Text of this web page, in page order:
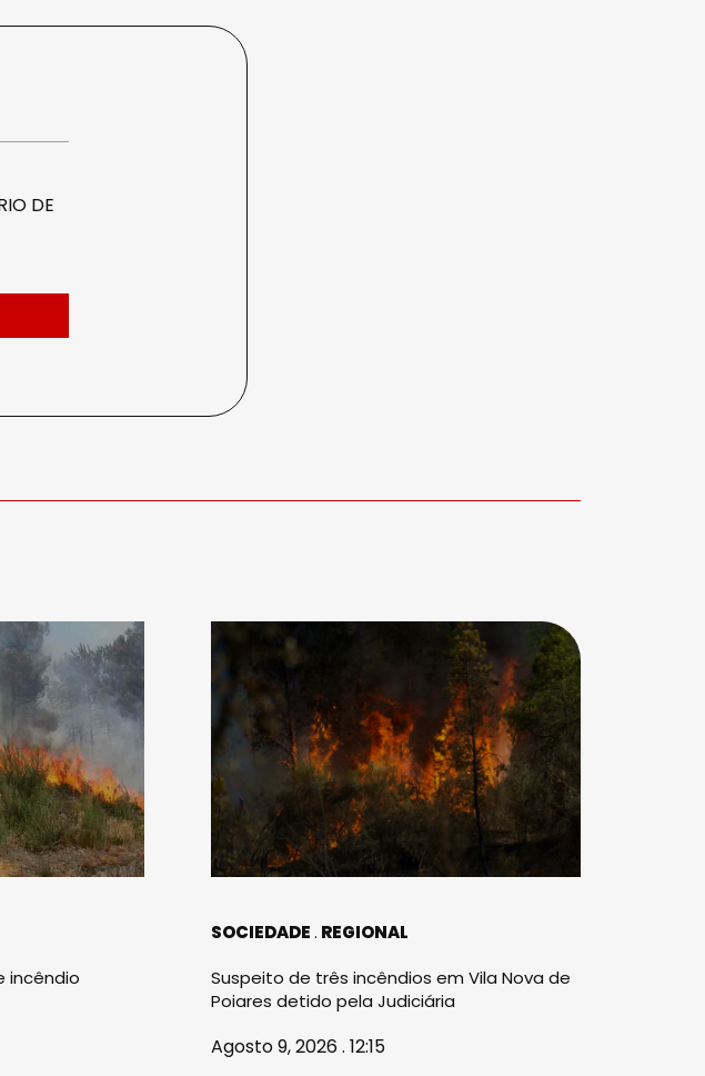
DE
incêndio
SOCIEDADE REGIONAL
Suspeito de três incêndios em Vila Nova de
Poiares detido pela Judiciária
Agosto 9, 2026 . 12:15